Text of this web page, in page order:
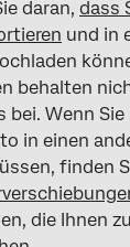
daran, dass
und in
behalten
bei. Wenn Sie
in einen
finden
die Ihnen